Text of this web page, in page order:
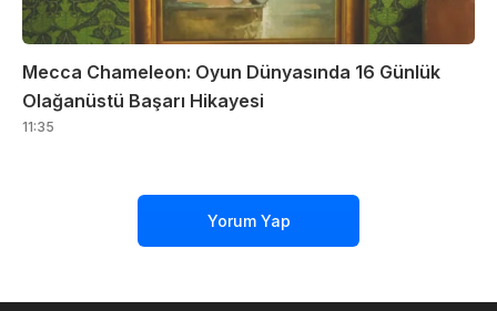
Mecca Chameleon: Oyun Dünyasında 16 Günlük
Olağanüstü Başarı Hikayesi
11:35
Yorum Yap